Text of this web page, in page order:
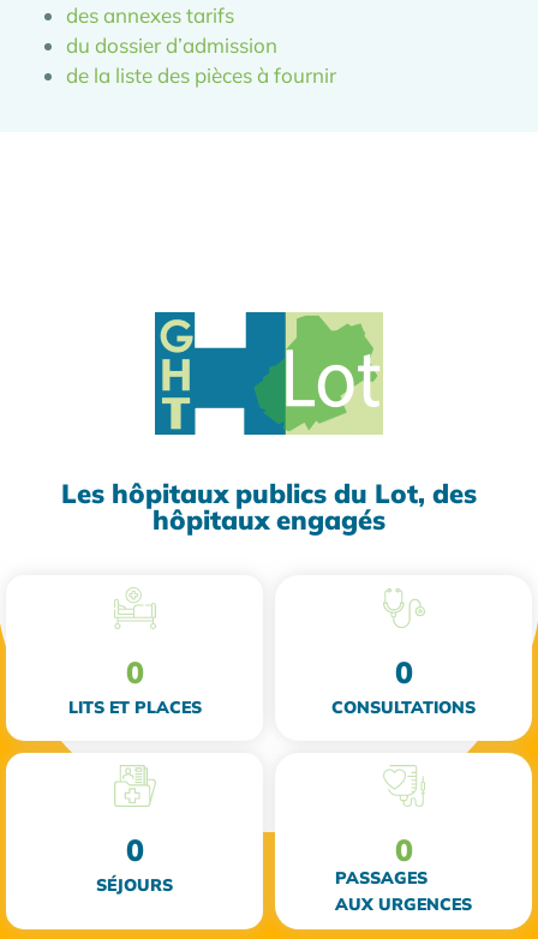
des annexes tarifs
du dossier d’admission
de la liste des pièces à fournir
Les hôpitaux publics du Lot, des
hôpitaux engagés
LITS ET PLACES
0
CONSULTATIONS
0
SÉJOURS
0
PASSAGES
AUX URGENCES
0